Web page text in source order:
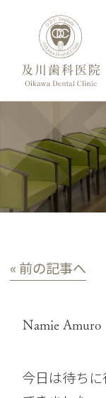
« 前の記事へ
Namie Amuro
今日は待ち